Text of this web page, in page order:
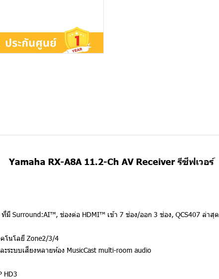
Yamaha RX-A8A 11.2-Ch AV Receiver รีซีฟเวอร์
Surround:AI™, ช่องต่อ HDMI™ เข้า 7 ช่อง/ออก 3 ช่อง, QCS407 ล่าสุด
โนโลยี Zone2/3/4
ระบบเสียงหลายห้อง MusicCast multi-room audio
HD3